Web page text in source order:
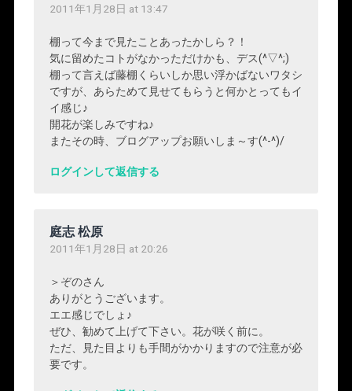
2011年1月28日 at 13:47
棚って今まで見たことあったかしら？！
気に留めたコトがなかっただけかも、デス(^▽^;)
棚って言えば藤棚くらいしか思い浮かばないワタシ
ですが、あらためて見せてもらうと何かとってもイ
イ感じ♪
開花が楽しみですね♪
またその時、ブログアップお願いしま～す(^-^)/
ログインして返信する
庭志 松原
2011年1月28日 at 20:26
＞ぞのさん
ありがとうございます。
エエ感じでしょ♪
ぜひ、勧めて上げて下さい。花が咲く前に。
ただ、見た目よりも手間がかかりますので注意が必
要です。